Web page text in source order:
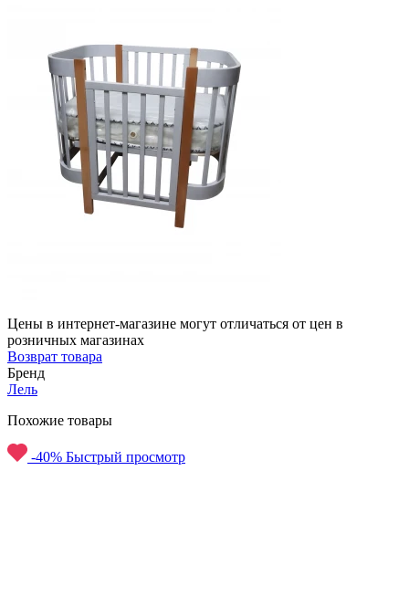
Цены в интернет-магазине могут отличаться от цен в
розничных магазинах
Возврат товара
Бренд
Лель
Похожие товары
-40% Быстрый просмотр